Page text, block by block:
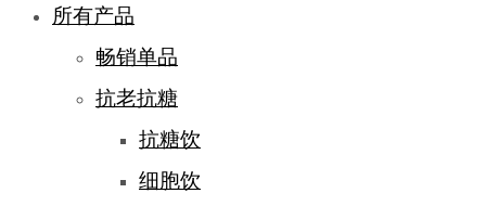
所有产品
畅销单品
抗老抗糖
抗糖饮
细胞饮